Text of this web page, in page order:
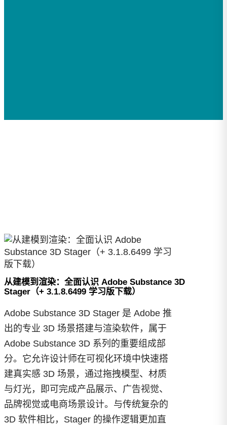
从建模到渲染：全面认识 Adobe Substance 3D
Stager（+ 3.1.8.6499 学习版下载）
Adobe Substance 3D Stager 是 Adobe 推
出的专业 3D 场景搭建与渲染软件，属于
Adobe Substance 3D 系列的重要组成部
分。它允许设计师在可视化环境中快速搭
建真实感 3D 场景，通过拖拽模型、材质
与灯光，即可完成产品展示、广告视觉、
品牌视觉或电商场景设计。与传统复杂的
3D 软件相比，Stager 的操作逻辑更加直